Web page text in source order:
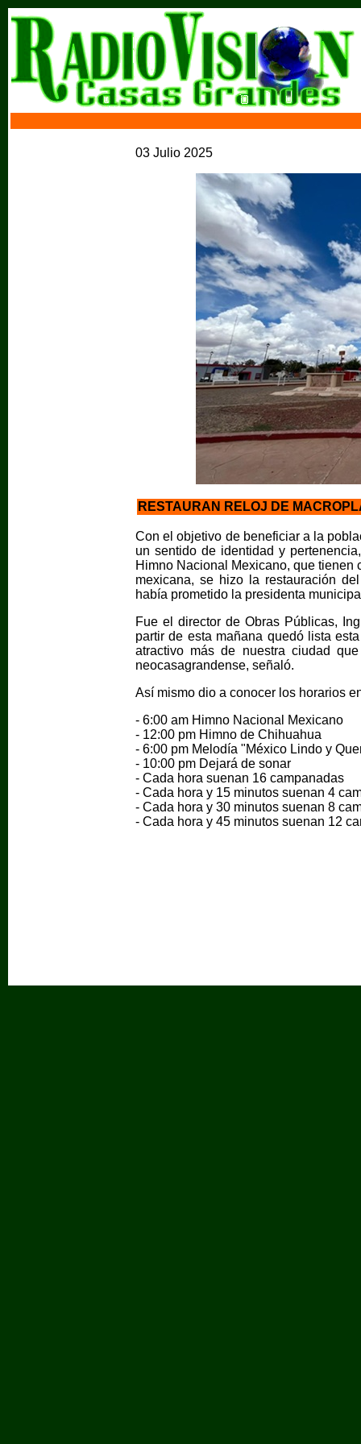
03 Julio 2025
RESTAURAN RELOJ DE
Con el objetivo de beneficiar a la
un sentido de identidad y
Himno Nacional Mexicano, que tienen
mexicana, se hizo la restauración
había prometido la presidenta
Fue el director de Obras Públicas,
partir de esta mañana quedó lista
atractivo más de nuestra ciudad
neocasagrandense, señaló.
Así mismo dio a conocer los horarios
- 6:00 am Himno Nacional Mexicano
- 12:00 pm Himno de Chihuahua
- 6:00 pm Melodía "México Lindo y
- 10:00 pm Dejará de sonar
- Cada hora suenan 16 campanadas
- Cada hora y 15 minutos suenan 4
- Cada hora y 30 minutos suenan 8
- Cada hora y 45 minutos suenan 12